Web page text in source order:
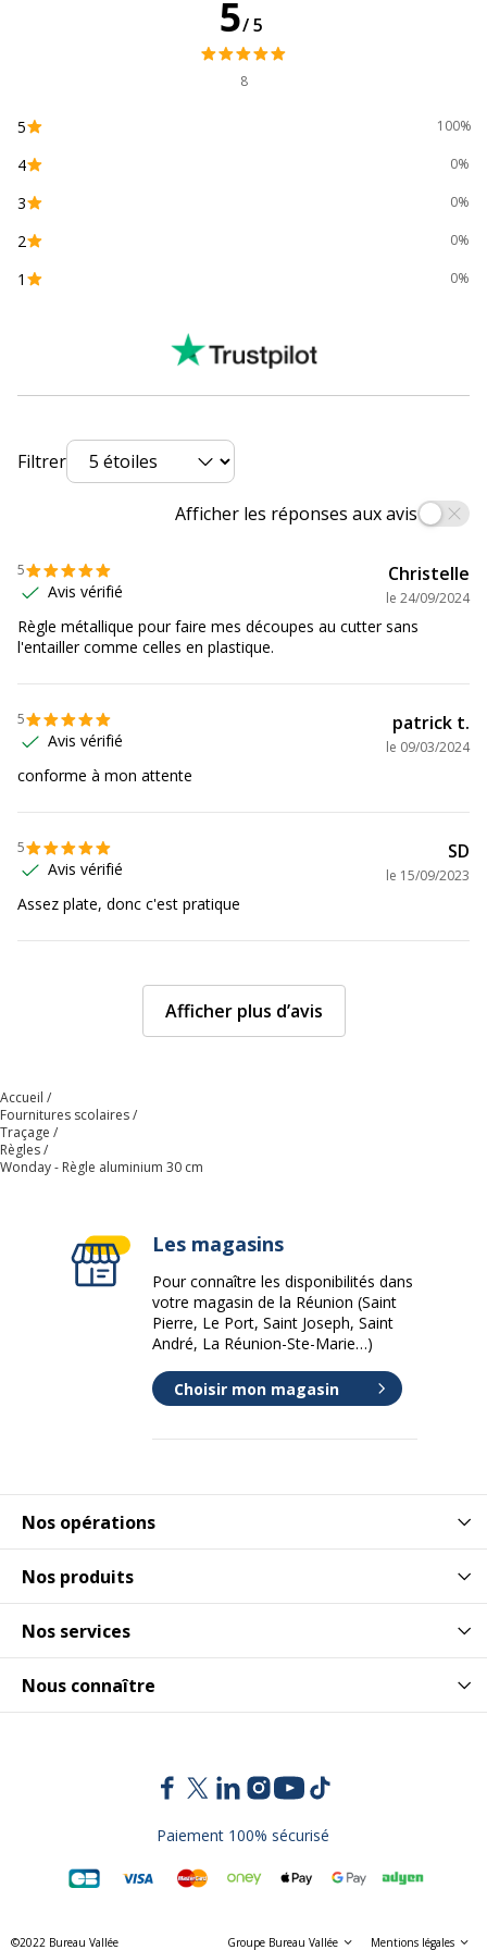
Caractéristiques environnementales
Caractéristiques environnementales
undefined kg CO2e
Garantie
Garantie commerciale
Données logistiques
5/5
8
5 100%
4 0%
3 0%
2 0%
1 0%
Filtrer
Afficher les réponses aux avis
5
Avis vérifié
Christelle
le 24/09/2024
Règle métallique pour faire mes découpes au cutter sans
l'entailler comme celles en plastique.
5
Avis vérifié
patrick t.
le 09/03/2024
conforme à mon attente
5
Avis vérifié
SD
le 15/09/2023
Assez plate, donc c'est pratique
Afficher plus d’avis
Accueil
Fournitures scolaires
Traçage
Règles
Wonday - Règle aluminium 30 cm
Nos opérations
Nos produits
Nos services
Nous connaître
Les magasins
Pour connaître les disponibilités dans
votre magasin de la Réunion (Saint
Pierre, Le Port, Saint Joseph, Saint
André, La Réunion-Ste-Marie…)
Choisir mon magasin
Paiement 100% sécurisé
©2022 Bureau Vallée Groupe Bureau Vallée Mentions légales